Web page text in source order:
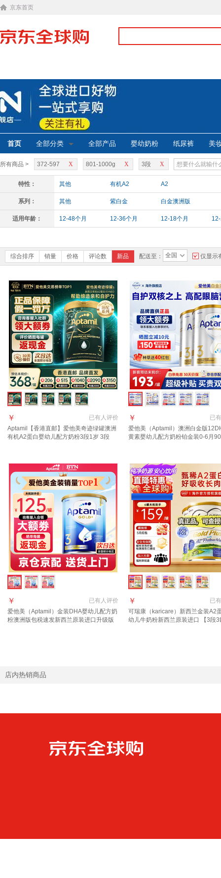
京东首页
首页 全部分类 全部产品 婴幼奶粉 纸尿裤 美
所有商品 > X
372-597 X
801-1000g X
3段
特性： 其他 有机A2 A2
系列： 其他 紫白金 白金澳洲版
适用年龄： 12-48个月 12-36个月 12-18个月
综合排序 销量 价格 评论数 新品 配送至： 全国 仅显示
已有人评价
￥
Aptamil【香港直邮】爱他美奇迹绿罐澳洲
有机A2蛋白婴幼儿配方奶粉3段1岁 3段
已有
￥
爱他美（Aptamil）澳洲白金版
黄素婴幼儿配方奶粉铂金装0-6月
已有人评价
￥
爱他美（Aptamil）金装DHA婴幼儿配方奶
粉澳洲版包税速发新西兰原装进口升级版
已有
￥
可瑞康（karicare）新西兰金装A2
幼儿牛奶粉新西兰原装进口 【3段3
店内热销商品